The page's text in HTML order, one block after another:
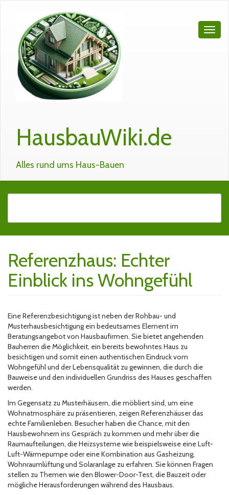
HausbauWiki.de
Alles rund ums Haus-Bauen
Referenzhaus: Echter
Einblick ins Wohngefühl
Eine Referenzbesichtigung ist neben der Rohbau- und
Musterhausbesichtigung ein bedeutsames Element im
Beratungsangebot von Hausbaufirmen. Sie bietet angehenden
Bauherren die Möglichkeit, ein bereits bewohntes Haus zu
besichtigen und somit einen authentischen Eindruck vom
Wohngefühl und der Lebensqualität zu gewinnen, die durch die
Bauweise und den individuellen Grundriss des Hauses geschaffen
werden.
Im Gegensatz zu Musterhäusern, die möbliert sind, um eine
Wohnatmosphäre zu präsentieren, zeigen Referenzhäuser das
echte Familienleben. Besucher haben die Chance, mit den
Hausbewohnern ins Gespräch zu kommen und mehr über die
Raumaufteilungen, die Heizsysteme wie beispielsweise eine Luft-
Luft-Wärmepumpe oder eine Kombination aus Gasheizung,
Wohnraumlüftung und Solaranlage zu erfahren. Sie können Fragen
stellen zu Themen wie den Blower-Door-Test, die Bauzeit oder
mögliche Herausforderungen während des Hausbaus.